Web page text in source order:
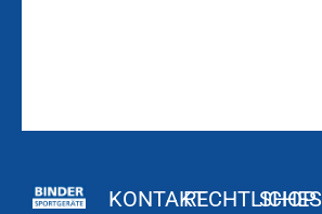
KONTAKTRECHTLICHES
SHOP